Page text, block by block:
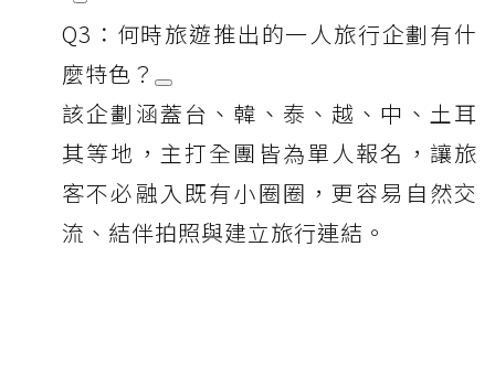
Q3：何時旅遊推出的一人旅行企劃有什
麼特色？
該企劃涵蓋台、韓、泰、越、中、土耳
其等地，主打全團皆為單人報名，讓旅
客不必融入既有小圈圈，更容易自然交
流、結伴拍照與建立旅行連結。